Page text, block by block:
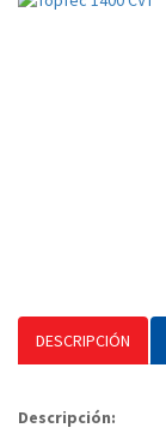
DESCRIPCIÓN
Descripción: